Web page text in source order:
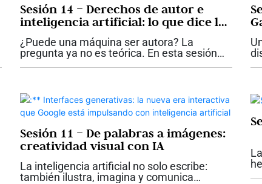
Sesión 14 – Derechos de autor e
inteligencia artificial: lo que dice la
ley en Colombia
¿Puede una máquina ser autora? La
pregunta ya no es teórica. En esta sesión
Sesión 11 – De palabras a imágenes:
creatividad visual con IA
La inteligencia artificial no solo escribe:
también ilustra, imagina y comunica